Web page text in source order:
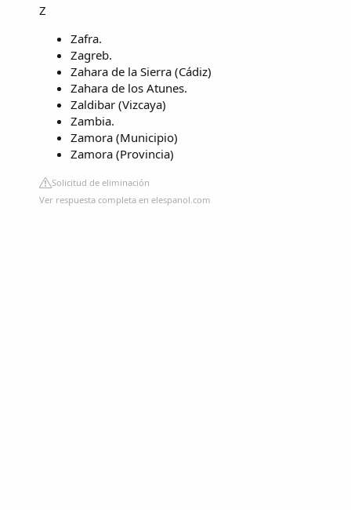
Z
Zafra.
Zagreb.
Zahara de la Sierra (Cádiz)
Zahara de los Atunes.
Zaldibar (Vizcaya)
Zambia.
Zamora (Municipio)
Zamora (Provincia)
Solicitud de eliminación
Ver respuesta completa en elespanol.com